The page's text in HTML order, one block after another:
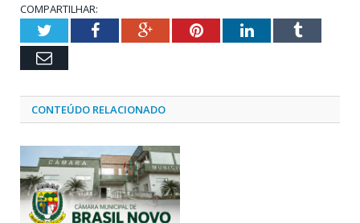
COMPARTILHAR:
TwitterFacebookGoogle+PinterestLinkedInTumblr
Email
CONTEÚDO RELACIONADO